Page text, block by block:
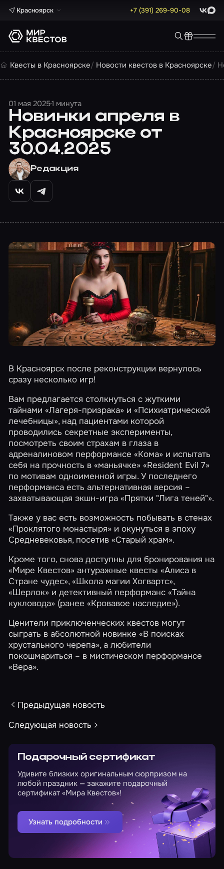
Красноярск +7 (391) 269-90-08 Max
Квесты в Красноярске Новости квестов в Красноярске
01 мая 20251 минута
Новинки апреля в
Красноярске от
30.04.2025
Редакция
В Красноярск после реконструкции вернулось
сразу несколько игр!
Вам предлагается столкнуться с жуткими
тайнами«Лагеря-призрака» и«Психиатрической
лечебницы», над пациентами которой
проводились секретные эксперименты,
посмотреть своим страхам в глаза в
адреналиновом перформансе«Кома» и испытать
себя на прочность в «маньячке»«Resident Evil 7»
по мотивам одноименной игры. У последнего
перформанса есть альтернативная версия –
захватывающая экшн-игра«Прятки "Лига теней"».
Также у вас есть возможность побывать в стенах
«Проклятого монастыря» и окунуться в эпоху
Средневековья, посетив«Старый храм».
Кроме того, снова доступны для бронирования на
«Мире Квестов» антуражные квесты«Алиса в
Стране чудес»,«Школа магии Хогвартс»,
«Шерлок» и детективный перформанс«Тайна
кукловода» (ранее «Кровавое наследие»).
Ценители приключенческих квестов могут
сыграть в абсолютной новинке«В поисках
хрустального черепа», а любители
покошмариться – в мистическом перформансе
«Вера».
Предыдущая новость
Следующая новость
Подарочный сертификат
Удивите близких оригинальным сюрпризом на
любой праздник — закажите подарочный
сертификат «Мира Квестов»!
Узнать подробности